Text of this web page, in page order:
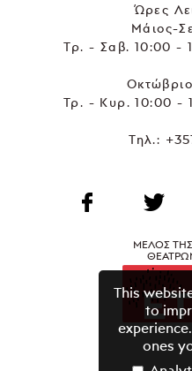
Ώρες
Μάιος-
Τρ. - Σαβ. 10:00 -
Τρ. - Κυρ. 10:00 -
Τηλ.:
ΜΕΛΟΣ
This
to
ones